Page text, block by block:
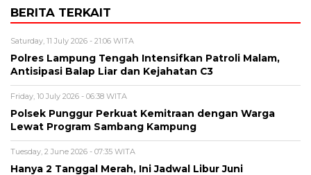
BERITA TERKAIT
Saturday, 11 July 2026 - 21:06 WITA
Polres Lampung Tengah Intensifkan Patroli Malam,
Antisipasi Balap Liar dan Kejahatan C3
Friday, 10 July 2026 - 06:38 WITA
Polsek Punggur Perkuat Kemitraan dengan Warga
Lewat Program Sambang Kampung
Tuesday, 2 June 2026 - 07:35 WITA
Hanya 2 Tanggal Merah, Ini Jadwal Libur Juni